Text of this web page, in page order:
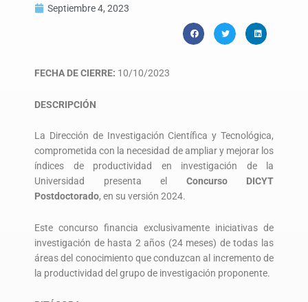
Septiembre 4, 2023
FECHA DE CIERRE: 10/10/2023
DESCRIPCIÓN
La Dirección de Investigación Científica y Tecnológica,
comprometida con la necesidad de ampliar y mejorar los
índices de productividad en investigación de la
Universidad presenta el Concurso DICYT
Postdoctorado, en su versión 2024.
Este concurso financia exclusivamente iniciativas de
investigación de hasta 2 años (24 meses) de todas las
áreas del conocimiento que conduzcan al incremento de
la productividad del grupo de investigación proponente.